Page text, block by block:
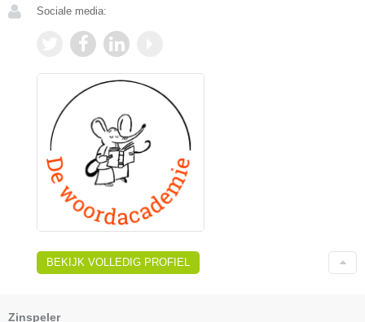
Sociale media:
BEKIJK VOLLEDIG PROFIEL
Zinspeler